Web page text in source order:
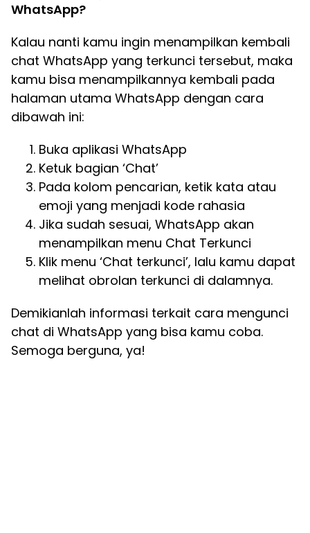
WhatsApp?
Kalau nanti kamu ingin menampilkan kembali
chat WhatsApp yang terkunci tersebut, maka
kamu bisa menampilkannya kembali pada
halaman utama WhatsApp dengan cara
dibawah ini:
Buka aplikasi WhatsApp
Ketuk bagian ‘Chat’
Pada kolom pencarian, ketik kata atau
emoji yang menjadi kode rahasia
Jika sudah sesuai, WhatsApp akan
menampilkan menu Chat Terkunci
Klik menu ‘Chat terkunci’, lalu kamu dapat
melihat obrolan terkunci di dalamnya.
Demikianlah informasi terkait cara mengunci
chat di WhatsApp yang bisa kamu coba.
Semoga berguna, ya!